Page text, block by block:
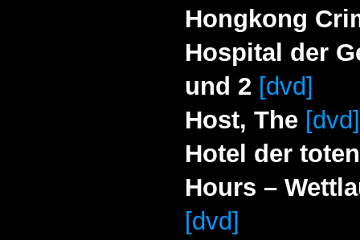
Hongkong
Hospital der
und 2 [dvd]
Host, The [dvd]
Hotel der
Hours –
[dvd]